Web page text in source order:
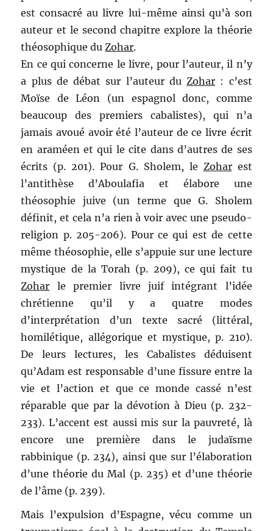
est consacré au livre lui-même ainsi qu’à son
auteur et le second chapitre explore la théorie
théosophique duZohar.
En ce qui concerne le livre, pour l’auteur, il n’y
a plus de débat sur l’auteur duZohar : c’est
Moïse de Léon (un espagnol donc, comme
beaucoup des premiers cabalistes), qui n’a
jamais avoué avoir été l’auteur de ce livre écrit
en araméen et qui le cite dans d’autres de ses
écrits (p. 201). Pour G. Sholem, le Zoharest
l’antithèse d’Aboulafia et élabore une
théosophie juive (un terme que G. Sholem
définit, et cela n’a rien à voir avec une pseudo-
religion p. 205-206). Pour ce qui est de cette
même théosophie, elle s’appuie sur une lecture
mystique de la Torah (p. 209), ce qui fait tu
Zohar le premier livre juif intégrant l’idée
chrétienne qu’il y a quatre modes
d’interprétation d’un texte sacré (littéral,
homilétique, allégorique et mystique, p. 210).
De leurs lectures, les Cabalistes déduisent
qu’Adam est responsable d’une fissure entre la
vie et l’action et que ce monde cassé n’est
réparable que par la dévotion à Dieu (p. 232-
233). L’accent est aussi mis sur la pauvreté, là
encore une première dans le judaïsme
rabbinique (p. 234), ainsi que sur l’élaboration
d’une théorie du Mal (p. 235) et d’une théorie
de l’âme (p. 239).
Mais l’expulsion d’Espagne, vécu comme un